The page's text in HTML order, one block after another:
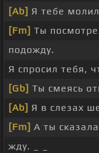
[Ab] Я тебе
[Fm] Ты
подожду.
Я спросил тебя,
[Gb] Ты смеясь
[Ab] Я в слезах
[Fm] А ты
жду. _ _